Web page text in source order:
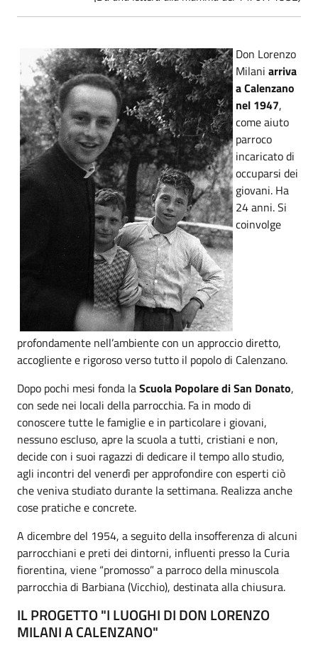
Don Lorenzo
Milani arriva
a Calenzano
nel 1947,
come aiuto
parroco
incaricato di
occuparsi dei
giovani. Ha
24 anni. Si
coinvolge
profondamente nell’ambiente con un approccio diretto,
accogliente e rigoroso verso tutto il popolo di Calenzano.
Dopo pochi mesi fonda laScuola Popolare di San Donato,
con sede nei locali della parrocchia. Fa in modo di
conoscere tutte le famiglie e in particolare i giovani,
nessuno escluso, apre la scuola a tutti, cristiani e non,
decide con i suoi ragazzi di dedicare il tempo allo studio,
agli incontri del venerdì per approfondire con esperti ciò
che veniva studiato durante la settimana. Realizza anche
cose pratiche e concrete.
A dicembre del 1954, a seguito della insofferenza di alcuni
parrocchiani e preti dei dintorni, influenti presso la Curia
fiorentina, viene “promosso” a parroco della minuscola
parrocchia di Barbiana (Vicchio), destinata alla chiusura.
IL PROGETTO "I LUOGHI DI DON LORENZO
MILANI A CALENZANO"